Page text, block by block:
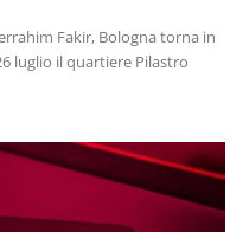
Fakir, Bologna torna in
luglio il quartiere Pilastro